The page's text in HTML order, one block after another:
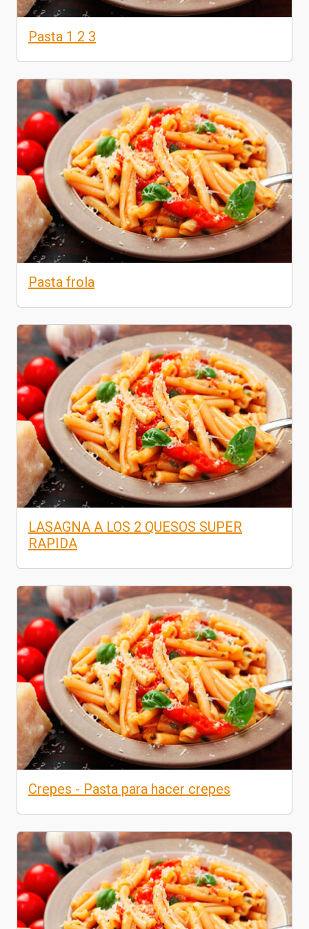
Pasta 1 2 3
Pasta frola
LASAGNA A LOS 2 QUESOS SUPER
RAPIDA
Crepes - Pasta para hacer crepes